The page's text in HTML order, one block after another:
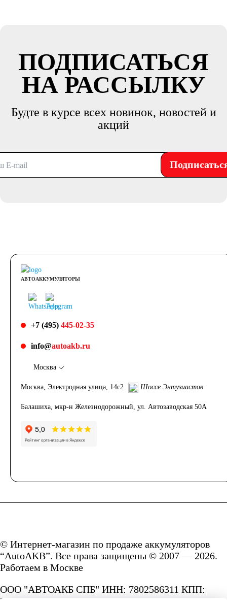
ПОДПИСАТЬСЯ
НА РАССЫЛКУ
Будте в курсе всех новинок, новостей и
акций
АВТОАККУМУЛЯТОРЫ
+7 (495) 445-02-35
info@autoakb.ru
Москва
Москва, Электродная улица, 14с2 Шоссе Энтузиастов
Балашиха, мкр-н Железнодорожный, ул. Автозаводская 50А
© Интернет-магазин по продаже аккумуляторов
“AutoAKB”. Все права защищены © 2007 — 2026.
Работаем в Москве
ООО "АВТОАКБ СПБ" ИНН: 7802586311 КПП:
780201001 ОГРН: 1167847287156.